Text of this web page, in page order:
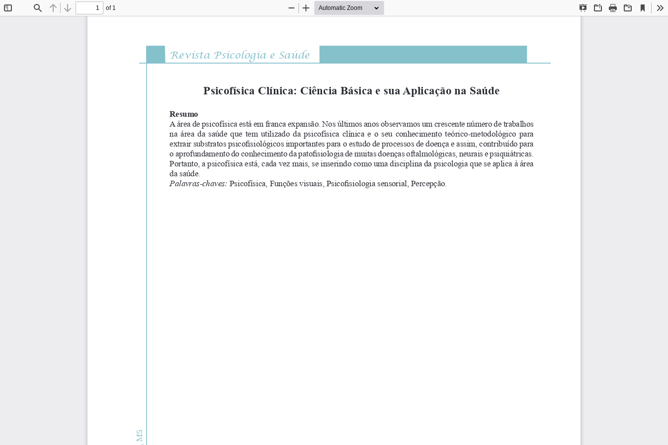
Find Previous
Next
of 1
Presentation
OpenPrint Download
Current
View
Zoom
Zoom
Revista Psicologia e Saúde
Psicofísica Clínica: Ciência Básica e sua Aplicação na Saúde
Resumo
A área de psicofísica está em franca expansão. Nos últimos anos observamos um crescente número de trabalhos
na  área  da  saúde  que  tem  utilizado  da  psicofísica  clínica  e  o  seu  conhecimento  teórico-metodológico  para
extrair substratos psicofisiológicos importantes para o estudo de processos de doença e assim, contribuído para
o aprofundamento do conhecimento da patofisiologia de muitas doenças oftalmológicas, neurais e psiquiátricas.
Portanto, a psicofísica está, cada vez mais, se inserindo como uma disciplina da psicologia que se aplica à área
da saúde.
Palavras-chaves: Psicofísica, Funções visuais, Psicofisiologia sensorial, Percepção.